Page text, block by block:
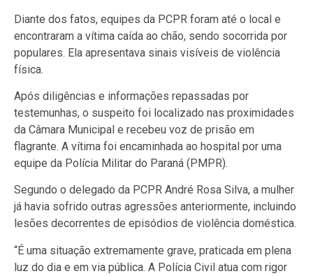
Diante dos fatos, equipes da PCPR foram até o local e
encontraram a vítima caída ao chão, sendo socorrida por
populares. Ela apresentava sinais visíveis de violência
física.
Após diligências e informações repassadas por
testemunhas, o suspeito foi localizado nas proximidades
da Câmara Municipal e recebeu voz de prisão em
flagrante. A vítima foi encaminhada ao hospital por uma
equipe da Polícia Militar do Paraná (PMPR).
Segundo o delegado da PCPR André Rosa Silva, a mulher
já havia sofrido outras agressões anteriormente, incluindo
lesões decorrentes de episódios de violência doméstica.
“É uma situação extremamente grave, praticada em plena
luz do dia e em via pública. A Polícia Civil atua com rigor